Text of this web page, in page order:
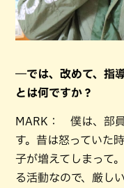
―では、改めて、指
とは何ですか？
MARK： 僕は、部
す。昔は怒っていた
子が増えてしまって
る活動なので、厳し